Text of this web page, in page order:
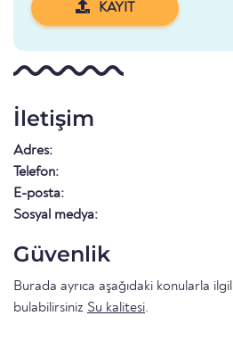
KAYIT
İletişim
Adres:
Telefon:
E-posta:
Sosyal medya:
Güvenlik
Burada ayrıca aşağıdaki konularla
bulabilirsiniz Su kalitesi.